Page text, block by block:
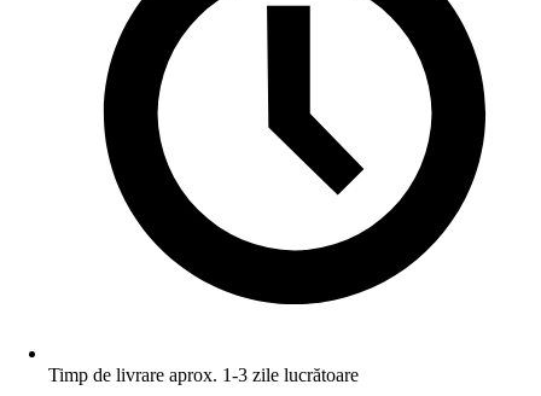
Timp de livrare aprox. 1-3 zile lucrătoare